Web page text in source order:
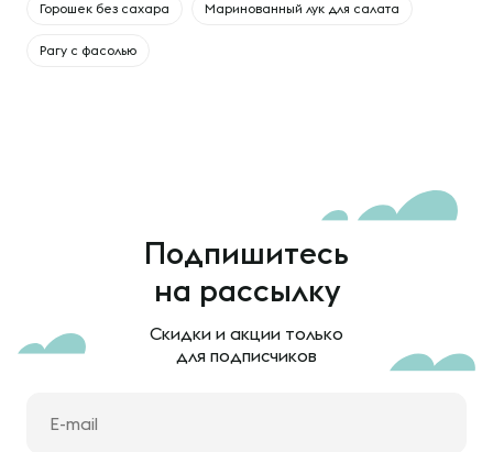
Горошек без сахара Маринованный лук для салата
Рагу с фасолью
Подпишитесь
на рассылку
Скидки и акции только
для подписчиков